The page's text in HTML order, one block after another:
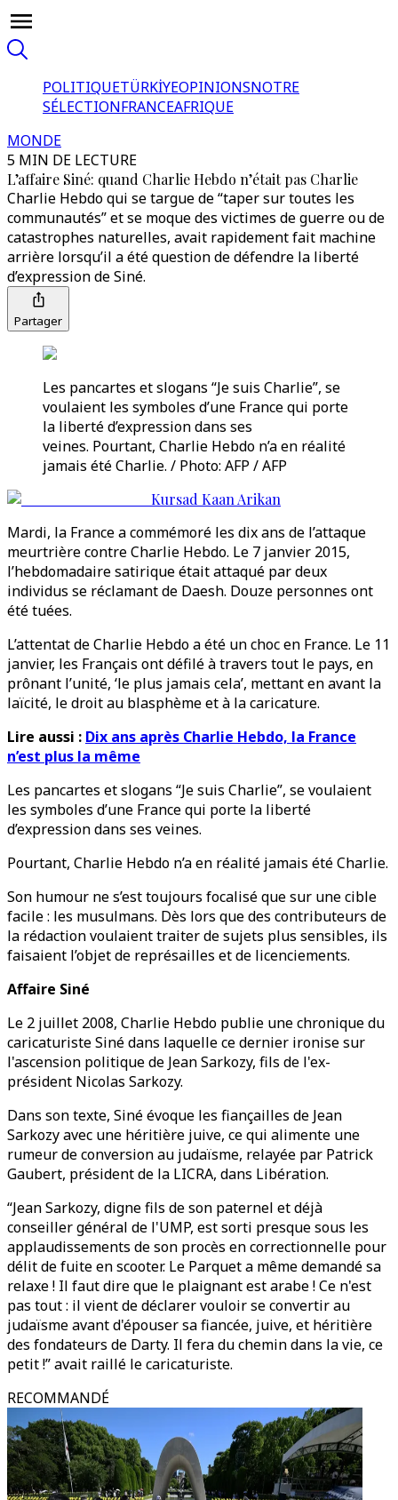
POLITIQUETÜRKİYEOPINIONSNOTRE
SÉLECTIONFRANCEAFRIQUE
MONDE
5 MIN DE LECTURE
L’affaire Siné: quand Charlie Hebdo n’était pas Charlie
Charlie Hebdo qui se targue de “taper sur toutes les
communautés” et se moque des victimes de guerre ou de
catastrophes naturelles, avait rapidement fait machine
arrière lorsqu’il a été question de défendre la liberté
d’expression de Siné.
Partager
Les pancartes et slogans “Je suis Charlie”, se
voulaient les symboles d’une France qui porte
la liberté d’expression dans ses
veines. Pourtant, Charlie Hebdo n’a en réalité
jamais été Charlie. / Photo: AFP / AFP
Kursad Kaan Arikan
Mardi, la France a commémoré les dix ans de l’attaque
meurtrière contre Charlie Hebdo. Le 7 janvier 2015,
l’hebdomadaire satirique était attaqué par deux
individus se réclamant de Daesh. Douze personnes ont
été tuées.
L’attentat de Charlie Hebdo a été un choc en France. Le 11
janvier, les Français ont défilé à travers tout le pays, en
prônant l’unité, ‘le plus jamais cela’, mettant en avant la
laïcité, le droit au blasphème et à la caricature.
Lire aussi : Dix ans après Charlie Hebdo, la France
n’est plus la même
Les pancartes et slogans “Je suis Charlie”, se voulaient
les symboles d’une France qui porte la liberté
d’expression dans ses veines.
Pourtant, Charlie Hebdo n’a en réalité jamais été Charlie.
Son humour ne s’est toujours focalisé que sur une cible
facile : les musulmans. Dès lors que des contributeurs de
la rédaction voulaient traiter de sujets plus sensibles, ils
faisaient l’objet de représailles et de licenciements.
Affaire Siné
Le 2 juillet 2008, Charlie Hebdo publie une chronique du
caricaturiste Siné dans laquelle ce dernier ironise sur
l'ascension politique de Jean Sarkozy, fils de l'ex-
président Nicolas Sarkozy.
Dans son texte, Siné évoque les fiançailles de Jean
Sarkozy avec une héritière juive, ce qui alimente une
rumeur de conversion au judaïsme, relayée par Patrick
Gaubert, président de la LICRA, dans Libération.
“Jean Sarkozy, digne fils de son paternel et déjà
conseiller général de l'UMP, est sorti presque sous les
applaudissements de son procès en correctionnelle pour
délit de fuite en scooter. Le Parquet a même demandé sa
relaxe ! Il faut dire que le plaignant est arabe ! Ce n'est
pas tout : il vient de déclarer vouloir se convertir au
judaïsme avant d'épouser sa fiancée, juive, et héritière
des fondateurs de Darty. Il fera du chemin dans la vie, ce
petit !” avait raillé le caricaturiste.
RECOMMANDÉ